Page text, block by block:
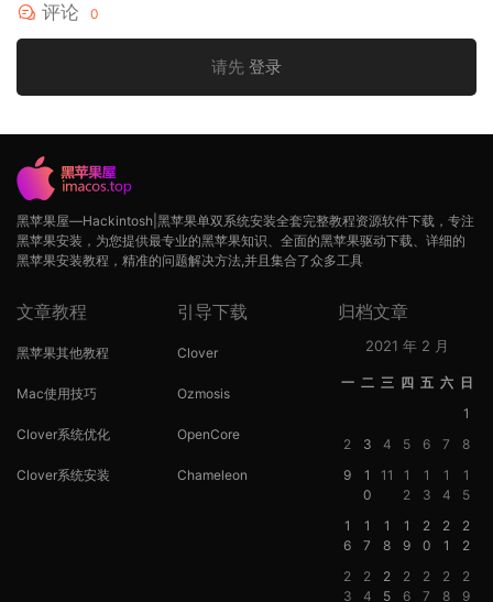
评论 0
请先 登录
黑苹果屋—Hackintosh|黑苹果单双系统安装全套完整教程资源软件下载，专注
黑苹果安装，为您提供最专业的黑苹果知识、全面的黑苹果驱动下载、详细的
黑苹果安装教程，精准的问题解决方法,并且集合了众多工具
文章教程
黑苹果其他教程
Mac使用技巧
Clover系统优化
Clover系统安装
引导下载
Clover
Ozmosis
OpenCore
Chameleon
归档文章
2021 年 2 月
一 二 三 四 五 六 日
1
2
3 4 5 6 7
8
9
1
0
11
1
2
1
3
1
4
1
5
1
6
1
7
1
8
1
9
2
0
2
1
2
2
2
3
2
4
2
5
2
6
2
7
2
8
2
9